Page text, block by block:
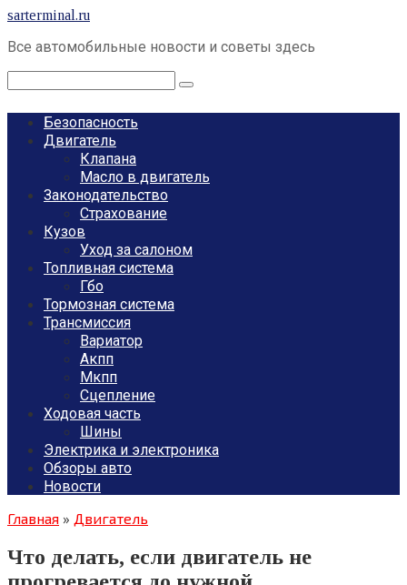
Перейти
контенту
sarterminal.ru
Все автомобильные новости и советы здесь
Поиск:
Безопасность
Двигатель
Клапана
Масло в двигатель
Законодательство
Страхование
Кузов
Уход за салоном
Топливная система
Гбо
Тормозная система
Трансмиссия
Вариатор
Акпп
Мкпп
Сцепление
Ходовая часть
Шины
Электрика и электроника
Обзоры авто
Новости
Главная » Двигатель
Что делать, если двигатель не